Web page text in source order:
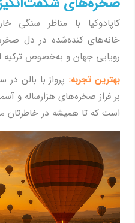
کاپادوکیا با مناظر سنگی
خانه‌های کنده‌شده در دل
رویایی جهان و به‌خصوص
بهترین تجربه: پرواز با بالن
بر فراز صخره‌های هزارساله و
است که تا همیشه در خاطرتان